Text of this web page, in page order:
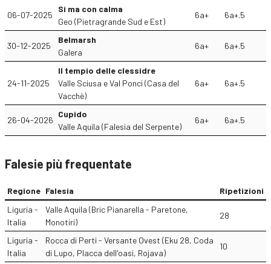
06-07-2025
Si ma con calma
Geo (Pietragrande Sud e Est)
6a+ 6a+.5
30-12-2025
Belmarsh
Galera
6a+ 6a+.5
24-11-2025
Il tempio delle clessidre
Valle Sciusa e Val Ponci (Casa del
Vacchè)
6a+ 6a+.5
26-04-2026
Cupido
Valle Aquila (Falesia del Serpente)
6a+ 6a+.5
Falesie più frequentate
Regione Falesia
Ripetizioni
Liguria -
Italia
Valle Aquila (Bric Pianarella - Paretone,
Monotiri)
28
Liguria -
Italia
Rocca di Perti - Versante Ovest (Eku 28, Coda
di Lupo, Placca dell'oasi, Rojava)
10